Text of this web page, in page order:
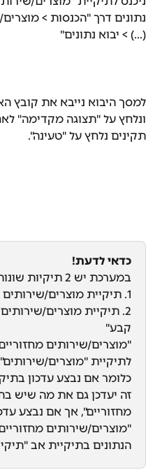
נתונים דרך "הכנסות >
(...) > יבוא נתונים"
למסך היבוא נייבא את קובץ
ונלחץ על "תצוגה מקדימה"
תקינים נלחץ על "טעינה".
כדאי לדעת!
במערכת יש 2 תיקיות שונות למוצרים/שירותים.
1. תיקיית מוצרים/שירותים תחת "הכנסות"
2. תיקיית מוצרים/
קבע"
"מוצרים/שירותים
לתיקיית "מוצרים/
כלומר אם נבצע עדכון
זה יעדכן גם את מה שיש
מחזוריים", אך אם נבצע
"מוצרים/שירותים
הנתונים בתיקיית אב